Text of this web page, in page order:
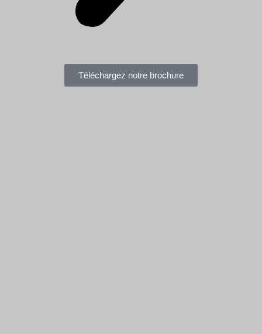
Téléchargez notre brochure